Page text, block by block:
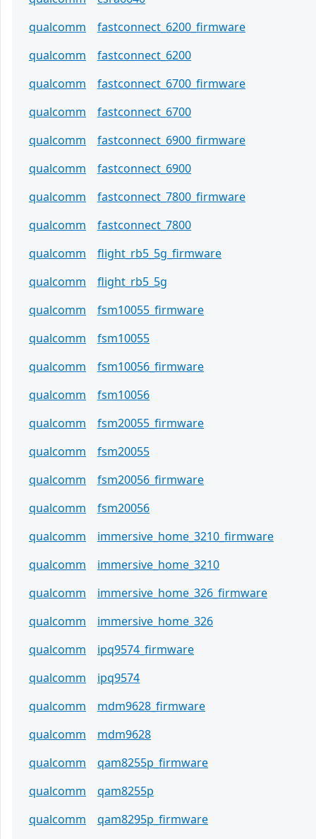
qualcomm
fastconnect_6200_firmware
qualcomm
fastconnect_6200
qualcomm
fastconnect_6700_firmware
qualcomm
fastconnect_6700
qualcomm
fastconnect_6900_firmware
qualcomm
fastconnect_6900
qualcomm
fastconnect_7800_firmware
qualcomm
fastconnect_7800
qualcomm
flight_rb5_5g_firmware
qualcomm
flight_rb5_5g
qualcomm
fsm10055_firmware
qualcomm
fsm10055
qualcomm
fsm10056_firmware
qualcomm
fsm10056
qualcomm
fsm20055_firmware
qualcomm
fsm20055
qualcomm
fsm20056_firmware
qualcomm
fsm20056
qualcomm
immersive_home_3210_firmware
qualcomm
immersive_home_3210
qualcomm
immersive_home_326_firmware
qualcomm
immersive_home_326
qualcomm
ipq9574_firmware
qualcomm
ipq9574
qualcomm
mdm9628_firmware
qualcomm
mdm9628
qualcomm
qam8255p_firmware
qualcomm
qam8255p
qualcomm
qam8295p_firmware